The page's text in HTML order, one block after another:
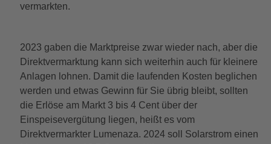
vermarkten.
2023 gaben die Marktpreise zwar wieder nach, aber die
Direktvermarktung kann sich weiterhin auch für kleinere
Anlagen lohnen. Damit die laufenden Kosten beglichen
werden und etwas Gewinn für Sie übrig bleibt, sollten
die Erlöse am Markt 3 bis 4 Cent über der
Einspeisevergütung liegen, heißt es vom
Direktvermarkter Lumenaza. 2024 soll Solarstrom einen